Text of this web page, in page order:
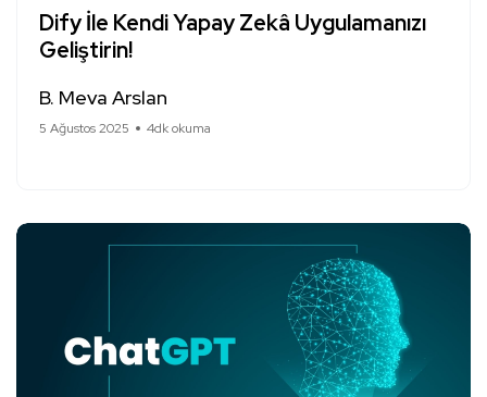
Dify İle Kendi Yapay Zekâ Uygulamanızı
Geliştirin!
B. Meva Arslan
5 Ağustos 2025 4dk okuma